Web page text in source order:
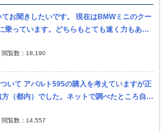
お聞きしたいです。 現在はBMWミニのクー
乗っています。どちらもとても速く力もあり
ょっともの足りないなという感 じがあ...
閲覧数： 18,190
いて アバルト595の購入を考えていますが正
（都内）でした。ネットで調べたところ自宅
、主にイタリア車を扱う並行輸入の店舗があ
閲覧数： 14,557